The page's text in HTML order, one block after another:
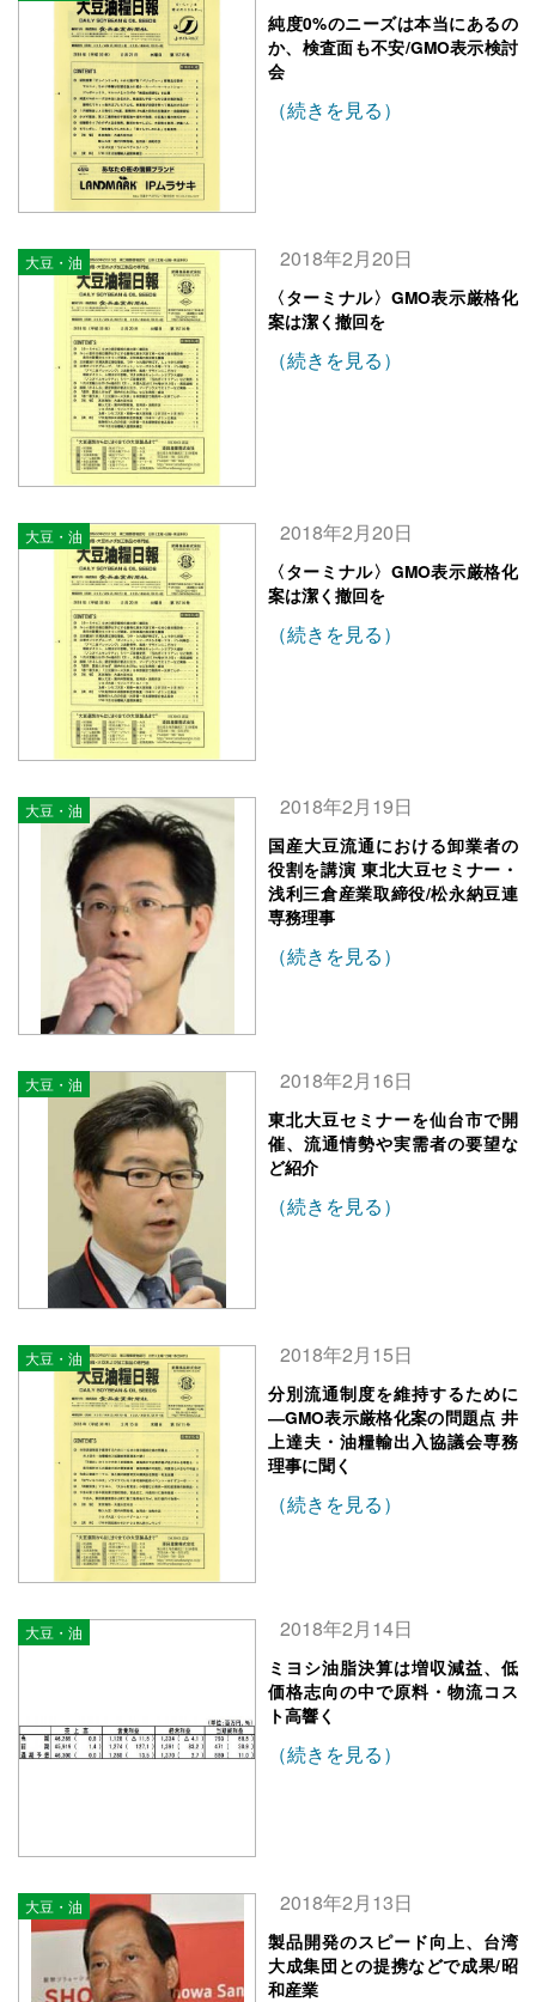
純度0%のニーズは本当にあるの
か、検査面も不安/GMO表示検討
会
（続きを見る）
大豆・油 2018年2月20日
〈ターミナル〉GMO表示厳格化
案は潔く撤回を
（続きを見る）
大豆・油 2018年2月20日
〈ターミナル〉GMO表示厳格化
案は潔く撤回を
（続きを見る）
大豆・油 2018年2月19日
国産大豆流通における卸業者の
役割を講演 東北大豆セミナー・
浅利三倉産業取締役/松永納豆連
専務理事
（続きを見る）
大豆・油 2018年2月16日
東北大豆セミナーを仙台市で開
催、流通情勢や実需者の要望な
ど紹介
（続きを見る）
大豆・油 2018年2月15日
分別流通制度を維持するために
―GMO表示厳格化案の問題点 井
上達夫・油糧輸出入協議会専務
理事に聞く
（続きを見る）
大豆・油 2018年2月14日
ミヨシ油脂決算は増収減益、低
価格志向の中で原料・物流コス
ト高響く
（続きを見る）
大豆・油 2018年2月13日
製品開発のスピード向上、台湾
大成集団との提携などで成果/昭
和産業